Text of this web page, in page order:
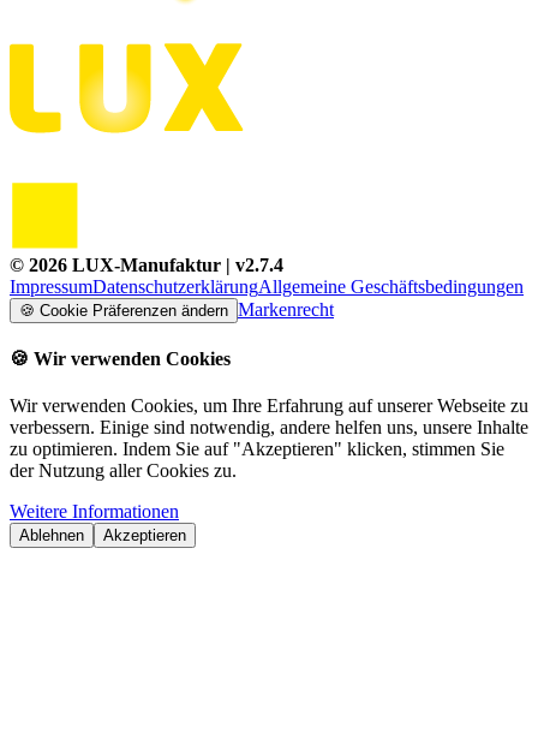
© 2026 LUX-Manufaktur | v2.7.4
ImpressumDatenschutzerklärungAllgemeine Geschäftsbedingungen
🍪 Cookie Präferenzen ändern Markenrecht
🍪 Wir verwenden Cookies
Wir verwenden Cookies, um Ihre Erfahrung auf unserer Webseite zu
verbessern. Einige sind notwendig, andere helfen uns, unsere Inhalte
zu optimieren. Indem Sie auf "Akzeptieren" klicken, stimmen Sie
der Nutzung aller Cookies zu.
Weitere Informationen
Ablehnen Akzeptieren